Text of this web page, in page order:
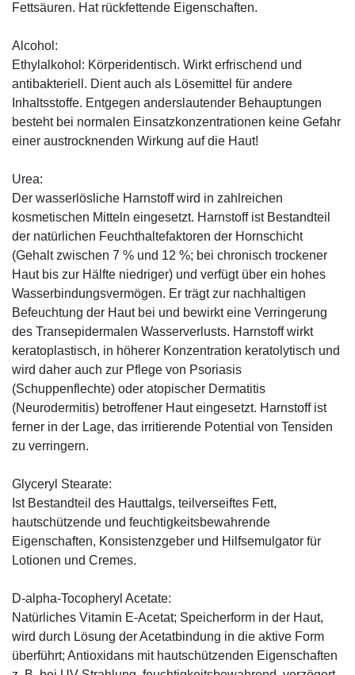
Fettsäuren. Hat rückfettende Eigenschaften.
Alcohol:
Ethylalkohol: Körperidentisch. Wirkt erfrischend und
antibakteriell. Dient auch als Lösemittel für andere
Inhaltsstoffe. Entgegen anderslautender Behauptungen
besteht bei normalen Einsatzkonzentrationen keine Gefahr
einer austrocknenden Wirkung auf die Haut!
Urea:
Der wasserlösliche Harnstoff wird in zahlreichen
kosmetischen Mitteln eingesetzt. Harnstoff ist Bestandteil
der natürlichen Feuchthaltefaktoren der Hornschicht
(Gehalt zwischen 7 % und 12 %; bei chronisch trockener
Haut bis zur Hälfte niedriger) und verfügt über ein hohes
Wasserbindungsvermögen. Er trägt zur nachhaltigen
Befeuchtung der Haut bei und bewirkt eine Verringerung
des Transepidermalen Wasserverlusts. Harnstoff wirkt
keratoplastisch, in höherer Konzentration keratolytisch und
wird daher auch zur Pflege von Psoriasis
(Schuppenflechte) oder atopischer Dermatitis
(Neurodermitis) betroffener Haut eingesetzt. Harnstoff ist
ferner in der Lage, das irritierende Potential von Tensiden
zu verringern.
Glyceryl Stearate:
Ist Bestandteil des Hauttalgs, teilverseiftes Fett,
hautschützende und feuchtigkeitsbewahrende
Eigenschaften, Konsistenzgeber und Hilfsemulgator für
Lotionen und Cremes.
D-alpha-Tocopheryl Acetate:
Natürliches Vitamin E-Acetat; Speicherform in der Haut,
wird durch Lösung der Acetatbindung in die aktive Form
überführt; Antioxidans mit hautschützenden Eigenschaften